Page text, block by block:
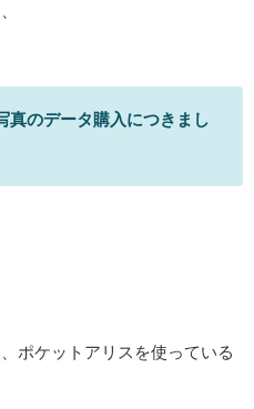
真のデータ購入につきまし
ポケットアリスを使っている